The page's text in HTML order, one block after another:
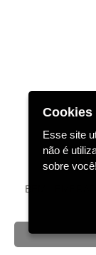
BEM
Cookies
Esse site
não é
sobre você!